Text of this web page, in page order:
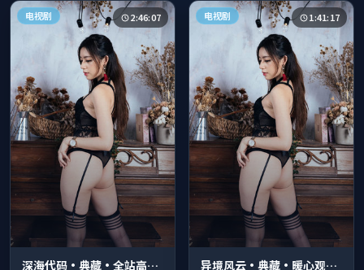
电视剧 2:46:07
深海代码·典藏·全站高分
电视剧 1:41:17
异境风云·典藏·暖心观影